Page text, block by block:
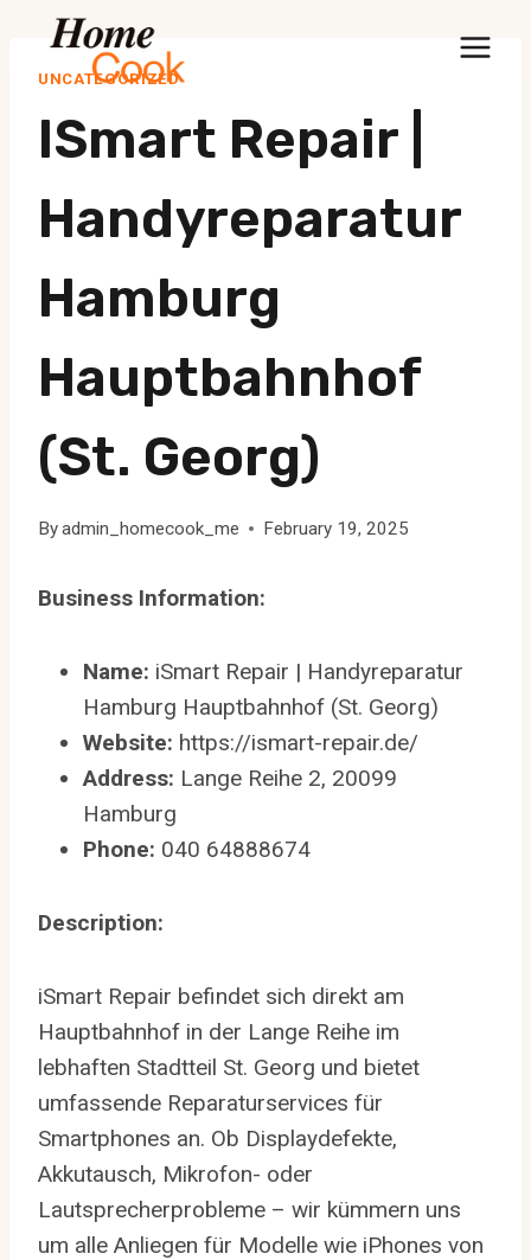
contentUNCATEGORIZED
ISmart Repair |
Handyreparatur
Hamburg
Hauptbahnhof
(St. Georg)
Byadmin_homecook_me February 19, 2025
Business Information:
Name: iSmart Repair | Handyreparatur
Hamburg Hauptbahnhof (St. Georg)
Website: https://ismart-repair.de/
Address: Lange Reihe 2, 20099
Hamburg
Phone: 040 64888674
Description:
iSmart Repair befindet sich direkt am
Hauptbahnhof in der Lange Reihe im
lebhaften Stadtteil St. Georg und bietet
umfassende Reparaturservices für
Smartphones an. Ob Displaydefekte,
Akkutausch, Mikrofon- oder
Lautsprecherprobleme – wir kümmern uns
um alle Anliegen für Modelle wie iPhones von